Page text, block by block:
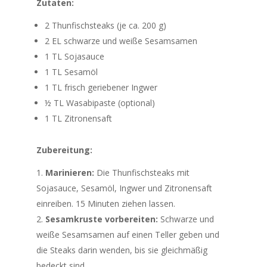
Zutaten:
2 Thunfischsteaks (je ca. 200 g)
2 EL schwarze und weiße Sesamsamen
1 TL Sojasauce
1 TL Sesamöl
1 TL frisch geriebener Ingwer
½ TL Wasabipaste (optional)
1 TL Zitronensaft
Zubereitung:
Marinieren: Die Thunfischsteaks mit
Sojasauce, Sesamöl, Ingwer und Zitronensaft
einreiben. 15 Minuten ziehen lassen.
Sesamkruste vorbereiten: Schwarze und
weiße Sesamsamen auf einen Teller geben und
die Steaks darin wenden, bis sie gleichmäßig